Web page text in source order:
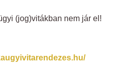
(jog)vitákban nem jár el!